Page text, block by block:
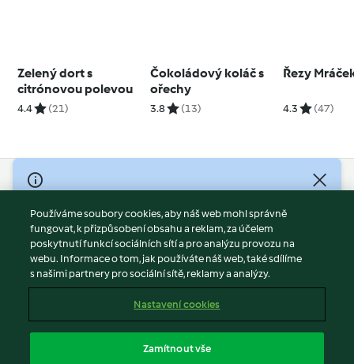
Zelený dort s
citrónovou polevou
4.4 (21)
Čokoládový koláč s
ořechy
3.8 (13)
Řezy
4.3 (47)
© Copyright 2026
Podmínky užívání
Zásady ochrany osobních údajů
Vyloučení odpovědnosti
Tiráž
Obsah zprávy
Používáme soubory cookies, aby náš web mohl správně
fungovat, k přizpůsobení obsahu a reklam, za účelem
poskytnutí funkcí sociálních sítí a pro analýzu provozu na
webu. Informace o tom, jak používáte náš web, také sdílíme
s našimi partnery pro sociální sítě, reklamy a analýzy.
Nastavení cookies
Zamítnout vše